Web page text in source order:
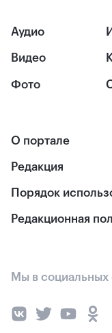
Аудио
Видео
Фото
О портале
Редакция
Порядок
Редакционная
Мы в социальных